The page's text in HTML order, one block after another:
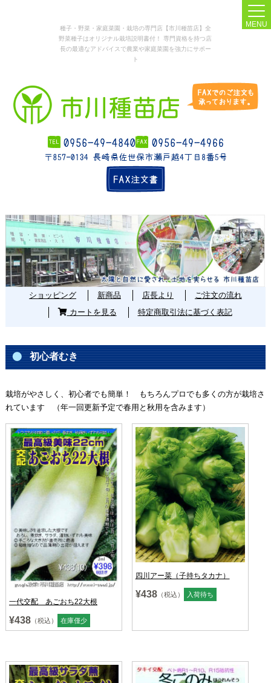
種子・野菜・家庭菜園・栽培の専門店【市川種苗店】全
野菜種子はオリジナル栽培説明書付！ 専門資格を持つ店
長の最適なアドバイスで農業や家庭菜園を強力にサポー
ト
MENU
ショッピング 新商品 店長より
ご注文の流れ
カートを見る
特定商取引法に基づく表記
初心者むき
栽培がやさしく、初心者でも簡単！ もちろんプロでも多くの方が栽培さ
れています （年一回更新予定で春用と秋用を含みます）
一代交配 あごおち22大根
¥438（税込） 在庫僅少
四川アー菜（子持ちタカナ）
¥438（税込） 入荷待ち